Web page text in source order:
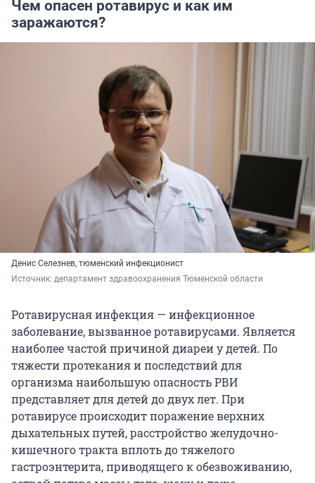
Чем опасен ротавирус и как им
заражаются?
Денис Селезнев, тюменский инфекционист
Источник: департамент здравоохранения Тюменской области
Ротавирусная инфекция — инфекционное
заболевание, вызванное ротавирусами. Является
наиболее частой причиной диареи у детей. По
тяжести протекания и последствий для
организма наибольшую опасность РВИ
представляет для детей до двух лет. При
ротавирусе происходит поражение верхних
дыхательных путей, расстройство желудочно-
кишечного тракта вплоть до тяжелого
гастроэнтерита, приводящего к обезвоживанию,